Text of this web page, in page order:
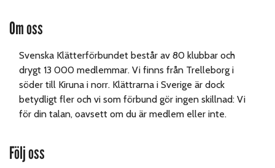
Om oss
Svenska Klätterförbundet består av 80 klubbar och
drygt 13 000 medlemmar. Vi finns från Trelleborg i
söder till Kiruna i norr. Klättrarna i Sverige är dock
betydligt fler och vi som förbund gör ingen skillnad: Vi
för din talan, oavsett om du är medlem eller inte.
Följ oss